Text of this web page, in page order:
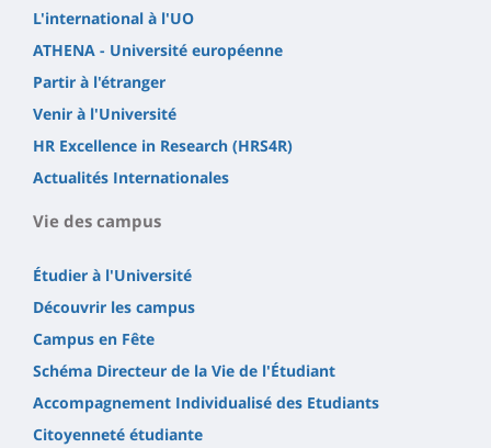
L'international à l'UO
ATHENA - Université européenne
Partir à l'étranger
Venir à l'Université
HR Excellence in Research (HRS4R)
Actualités Internationales
Vie des campus
Étudier à l'Université
Découvrir les campus
Campus en Fête
Schéma Directeur de la Vie de l'Étudiant
Accompagnement Individualisé des Etudiants
Citoyenneté étudiante